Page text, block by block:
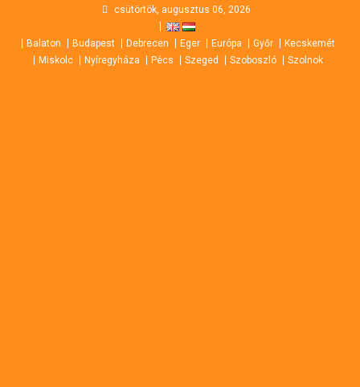
content
csütörtök, augusztus 06, 2026
Balaton Budapest Debrecen Eger Európa Győr
Kecskemét
Miskolc
Nyíregyháza Pécs Szeged Szoboszló Szolnok